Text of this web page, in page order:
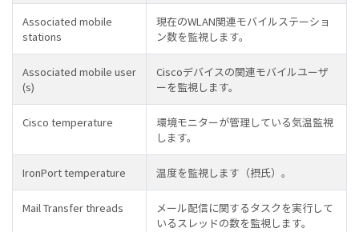
Associated mobile
stations
現在のWLAN関連モバイルステーショ
ン数を監視します。
Associated mobile user
(s)
Ciscoデバイスの関連モバイルユーザ
ーを監視します。
Cisco temperature
環境モニターが管理している気温監視
します。
IronPort temperature 温度を監視します（摂氏）。
Mail Transfer threads
メール配信に関するタスクを実行して
いるスレッドの数を監視します。